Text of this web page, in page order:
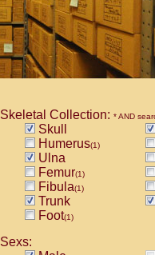
Skeletal Collection: * AND
Skull
Humerus(1)
Ulna
Femur(1)
Fibula(1)
Trunk
Foot(1)
Sexs: